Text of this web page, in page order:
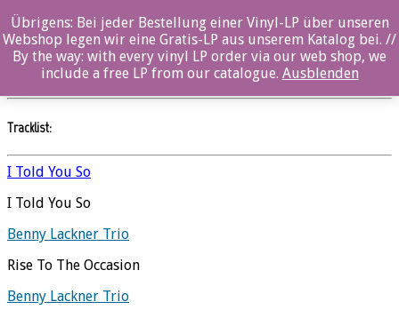
Drake
Benny Lackner Trio//Ozella
Tracklist:
I Told You So
I Told You So
Benny Lackner Trio
Rise To The Occasion
Benny Lackner Trio
Übrigens: Bei jeder Bestellung einer Vinyl-LP über unseren
Webshop legen wir eine Gratis-LP aus unserem Katalog bei. //
By the way: with every vinyl LP order via our web shop, we
include a free LP from our catalogue. Ausblenden